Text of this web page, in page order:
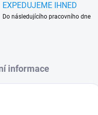
EXPEDUJEME IHNED
Do následujícího pracovního dne
informace